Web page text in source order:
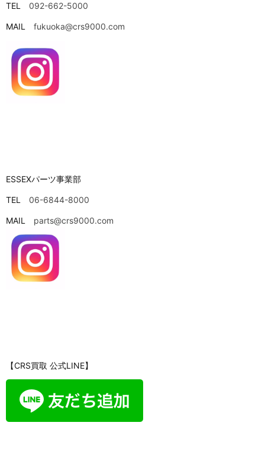
TEL 092-662-5000
MAIL fukuoka@crs9000.com
ESSEXパーツ事業部
TEL 06-6844-8000
MAIL parts@crs9000.com
【CRS買取 公式LINE】